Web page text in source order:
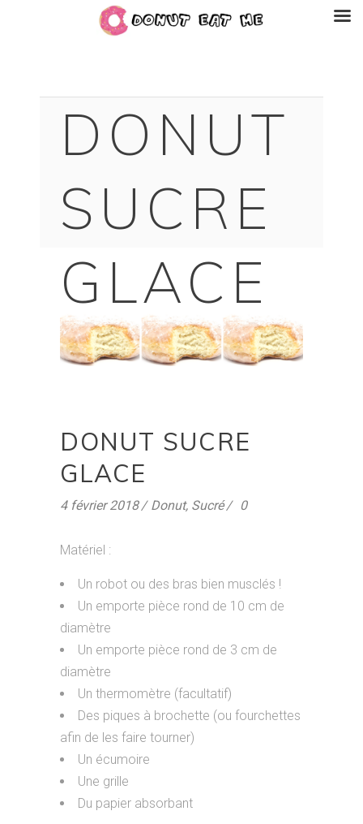
DONUT
SUCRE
GLACE
DONUT SUCRE
GLACE
4 février 2018 Donut, Sucré 0
Matériel :
Un robot ou des bras bien musclés !
Un emporte pièce rond de 10 cm de
diamètre
Un emporte pièce rond de 3 cm de
diamètre
Un thermomètre (facultatif)
Des piques à brochette (ou fourchettes
afin de les faire tourner)
Un écumoire
Une grille
Du papier absorbant